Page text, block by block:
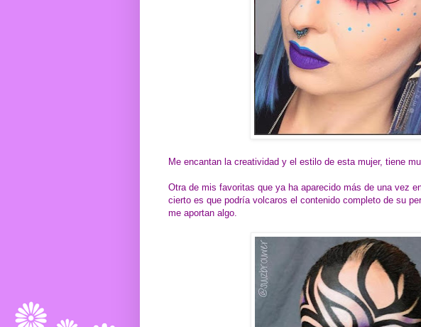
Me encantan la creatividad y el estilo de esta mujer, tiene
Otra de mis favoritas que ya ha aparecido más de una vez
cierto es que podría volcaros el contenido completo de su
me aportan algo.